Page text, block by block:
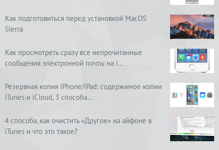
Как подготовиться перед установкой MacOS
Sierra
Как просмотреть сразу все непрочитанные
сообщения электронной почты на i…
Резервная копия iPhone/iPad: содержимое копии
iTunes и iCloud, 3 способа…
4 способа, как очистить «Другое» на айфоне в
iTunes и что это такое?